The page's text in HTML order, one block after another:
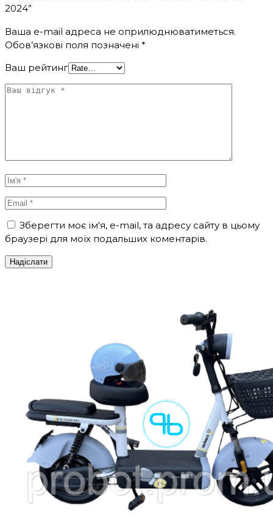
2024”
Ваша e-mail адреса не оприлюднюватиметься.
Обов’язкові поля позначені *
Ваш рейтинг
Зберегти моє ім'я, e-mail, та адресу сайту в цьому
браузері для моїх подальших коментарів.